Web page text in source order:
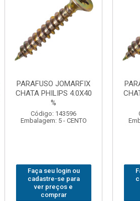
PARAFUSO JOMARFIX
CHATA PHILIPS 4.0X40
%
Código: 143596
Embalagem: 5 - CENTO
Faça seu login ou
cadastre-se para
ver preços e
comprar